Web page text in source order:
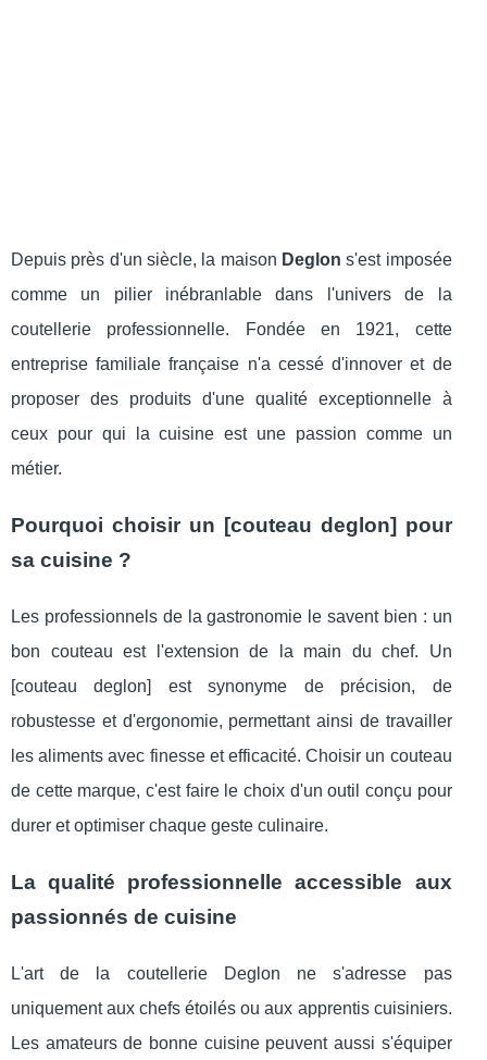
Depuis près d'un siècle, la maison Deglon s'est imposée
comme un pilier inébranlable dans l'univers de la
coutellerie professionnelle. Fondée en 1921, cette
entreprise familiale française n'a cessé d'innover et de
proposer des produits d'une qualité exceptionnelle à
ceux pour qui la cuisine est une passion comme un
métier.
Pourquoi choisir un [couteau deglon] pour
sa cuisine ?
Les professionnels de la gastronomie le savent bien : un
bon couteau est l'extension de la main du chef. Un
[couteau deglon] est synonyme de précision, de
robustesse et d'ergonomie, permettant ainsi de travailler
les aliments avec finesse et efficacité. Choisir un couteau
de cette marque, c'est faire le choix d'un outil conçu pour
durer et optimiser chaque geste culinaire.
La qualité professionnelle accessible aux
passionnés de cuisine
L'art de la coutellerie Deglon ne s'adresse pas
uniquement aux chefs étoilés ou aux apprentis cuisiniers.
Les amateurs de bonne cuisine peuvent aussi s'équiper